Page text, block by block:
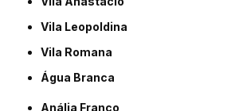
Vila Leopoldina
Vila Romana
Água Branca
Anália Franco